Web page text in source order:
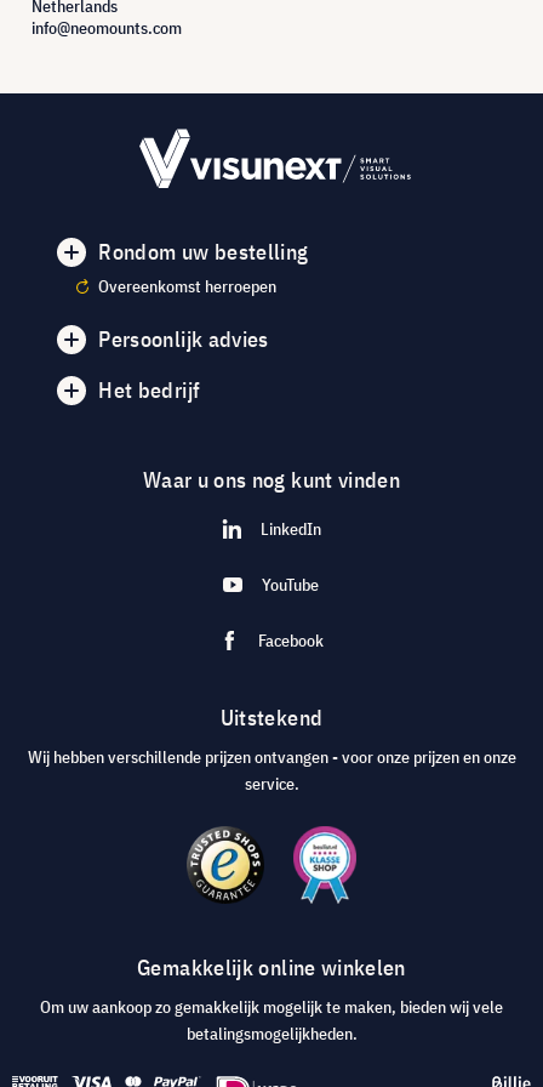
Netherlands
info@neomounts.com
Rondom uw bestelling
Overeenkomst herroepen
Persoonlijk advies
Het bedrijf
Waar u ons nog kunt vinden
LinkedIn
YouTube
Facebook
Uitstekend
Wij hebben verschillende prijzen ontvangen - voor onze prijzen en onze
service.
Gemakkelijk online winkelen
Om uw aankoop zo gemakkelijk mogelijk te maken, bieden wij vele
betalingsmogelijkheden.